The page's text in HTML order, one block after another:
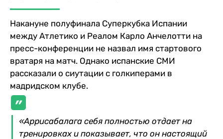
Накануне полуфинала Суперкубка Испании
между Атлетико и Реалом Карло Анчелотти на
пресс-конференции не назвал имя стартового
вратаря на матч. Однако испанские СМИ
рассказали о сиутации с голкиперами в
мадридском клубе.
«Аррисабалага себя полностью отдает на
тренировках и показывает, что он настоящий